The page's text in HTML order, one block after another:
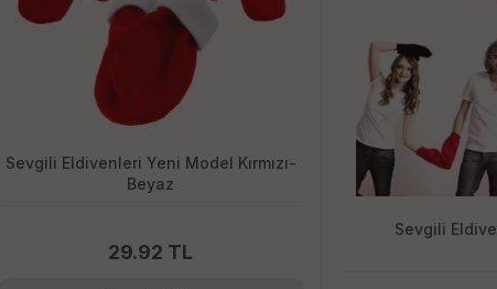
Sevgili Eldivenleri Yeni Model Kırmızı-
Beyaz
29.92 TL
Sevgili